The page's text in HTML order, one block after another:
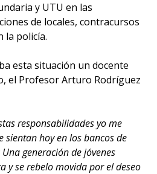
y UTU en las
de locales, contracursos
la policía.
esta situación un docente
el Profesor Arturo Rodríguez
responsabilidades yo me
sientan hoy en los bancos de
generación de jóvenes
y se rebelo movida por el deseo